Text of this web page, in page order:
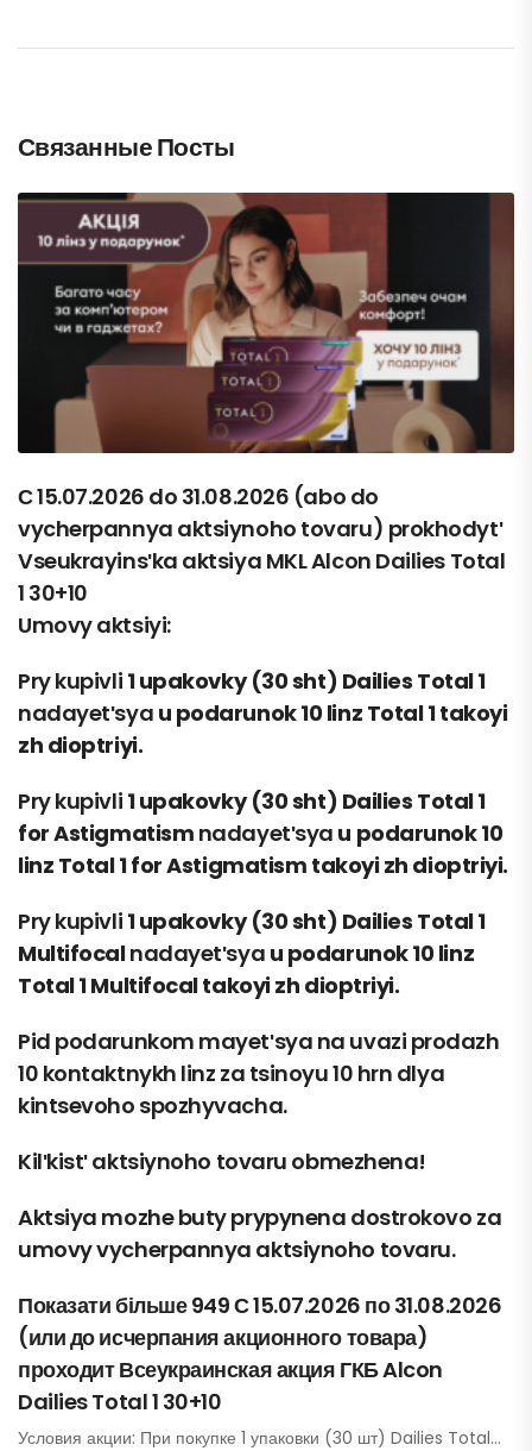
Связанные Посты
С 15.07.2026 do 31.08.2026 (abo do
vycherpannya aktsiynoho tovaru) prokhodytʹ
Vseukrayinsʹka aktsiya MKL Alcon Dailies Total
1 30+10
Umovy aktsiyi:
Pry kupivli 1 upakovky (30 sht) Dailies Total 1
nadayetʹsya u podarunok 10 linz Total 1 takoyi
zh dioptriyi.
Pry kupivli 1 upakovky (30 sht) Dailies Total 1
for Astigmatism nadayetʹsya u podarunok 10
linz Total 1 for Astigmatism takoyi zh dioptriyi.
Pry kupivli 1 upakovky (30 sht) Dailies Total 1
Multifocalnadayetʹsya u podarunok 10 linz
Total 1 Multifocal takoyi zh dioptriyi.
Pid podarunkom mayetʹsya na uvazi prodazh
10 kontaktnykh linz za tsinoyu 10 hrn dlya
kintsevoho spozhyvacha.
Kilʹkistʹ aktsiynoho tovaru obmezhena!
Aktsiya mozhe buty prypynena dostrokovo za
umovy vycherpannya aktsiynoho tovaru.
Показати більше 949 С 15.07.2026 по 31.08.2026
(или до исчерпания акционного товара)
проходит Всеукраинская акция ГКБ Alcon
Dailies Total 1 30+10
Условия акции: При покупке 1 упаковки (30 шт) Dailies Total…